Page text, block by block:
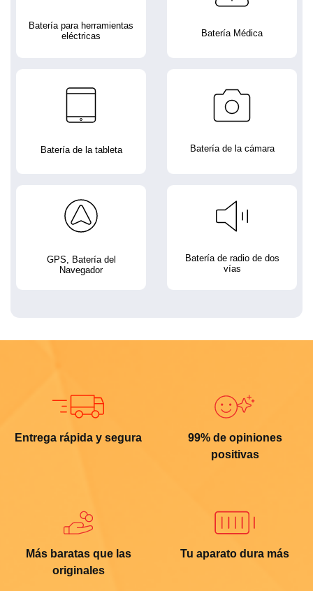
Batería para herramientas
eléctricas
Batería Médica
Batería de la tableta Batería de la cámara
GPS, Batería del
Navegador
Batería de radio de dos
vías
Entrega rápida y segura
99% de opiniones
positivas
Más baratas que las
originales
Tu aparato dura más